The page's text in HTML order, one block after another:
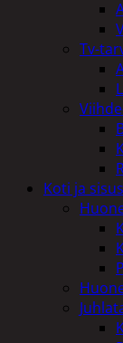
Tv-
Koti ja